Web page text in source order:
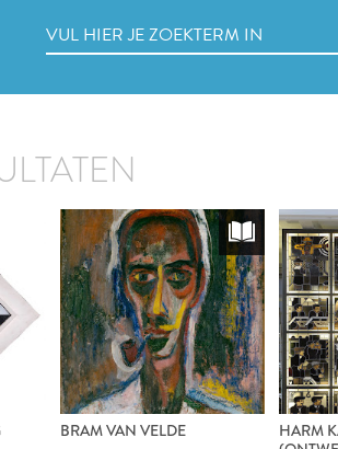
BRAM VAN VELDE
HARM